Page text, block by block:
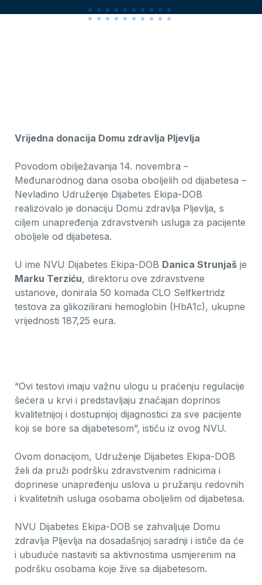
Vrijedna donacija Domu zdravlja Pljevlja
Povodom obilježavanja 14. novembra –
Međunarodnog dana osoba oboljelih od dijabetesa –
Nevladino Udruženje Dijabetes Ekipa-DOB
realizovalo je donaciju Domu zdravlja Pljevlja, s
ciljem unapređenja zdravstvenih usluga za pacijente
oboljele od dijabetesa.
U ime NVU Dijabetes Ekipa-DOB Danica Strunjaš je
Marku Terziću, direktoru ove zdravstvene
ustanove, donirala 50 komada CLO Selfkertridz
testova za glikozilirani hemoglobin (HbA1c), ukupne
vrijednosti 187,25 eura.
“Ovi testovi imaju važnu ulogu u praćenju regulacije
šećera u krvi i predstavljaju značajan doprinos
kvalitetnijoj i dostupnijoj dijagnostici za sve pacijente
koji se bore sa dijabetesom”, ističu iz ovog NVU.
Ovom donacijom, Udruženje Dijabetes Ekipa-DOB
želi da pruži podršku zdravstvenim radnicima i
doprinese unapređenju uslova u pružanju redovnih
i kvalitetnih usluga osobama oboljelim od dijabetesa.
NVU Dijabetes Ekipa-DOB se zahvaljuje Domu
zdravlja Pljevlja na dosadašnjoj saradnji i ističe da će
i ubuduće nastaviti sa aktivnostima usmjerenim na
podršku osobama koje žive sa dijabetesom.